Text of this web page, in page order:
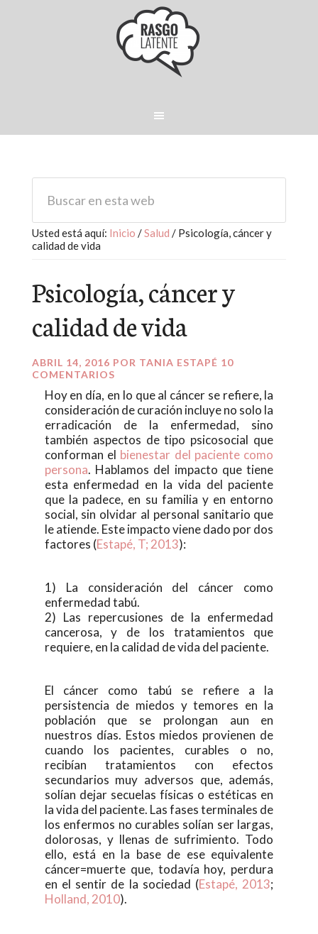
Usted está aquí: Inicio /Salud /Psicología, cáncer y
calidad de vida
Psicología, cáncer y
calidad de vida
ABRIL 14, 2016 POR TANIA ESTAPÉ 10
COMENTARIOS
Hoy en día, en lo que al cáncer se refiere, la
consideración de curación incluye no solo la
erradicación de la enfermedad, sino
también aspectos de tipo psicosocial que
conforman el bienestar del paciente como
persona. Hablamos del impacto que tiene
esta enfermedad en la vida del paciente
que la padece, en su familia y en entorno
social, sin olvidar al personal sanitario que
le atiende. Este impacto viene dado por dos
factores (Estapé, T; 2013):
1) La consideración del cáncer como
enfermedad tabú.
2) Las repercusiones de la enfermedad
cancerosa, y de los tratamientos que
requiere, en la calidad de vida del paciente.
El cáncer como tabú se refiere a la
persistencia de miedos y temores en la
población que se prolongan aun en
nuestros días. Estos miedos provienen de
cuando los pacientes, curables o no,
recibían tratamientos con efectos
secundarios muy adversos que, además,
solían dejar secuelas físicas o estéticas en
la vida del paciente. Las fases terminales de
los enfermos no curables solían ser largas,
dolorosas, y llenas de sufrimiento. Todo
ello, está en la base de ese equivalente
cáncer=muerte que, todavía hoy, perdura
en el sentir de la sociedad (Estapé, 2013;
Holland, 2010).